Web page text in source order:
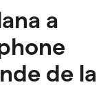
a
de la